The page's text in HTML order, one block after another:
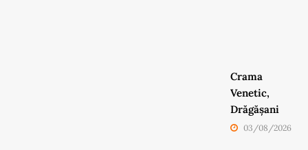
Crama
Venetic,
Drăgășani
03/08/2026